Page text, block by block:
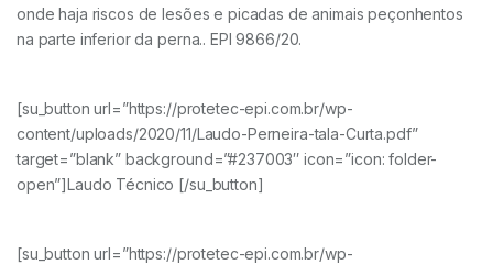
onde haja riscos de lesões e picadas de animais peçonhentos
na parte inferior da perna.. EPI 9866/20.
[su_button url=”https://protetec-epi.com.br/wp-
content/uploads/2020/11/Laudo-Perneira-tala-Curta.pdf”
target=”blank” background=”#237003″ icon=”icon: folder-
open”]Laudo Técnico [/su_button]
[su_button url=”https://protetec-epi.com.br/wp-